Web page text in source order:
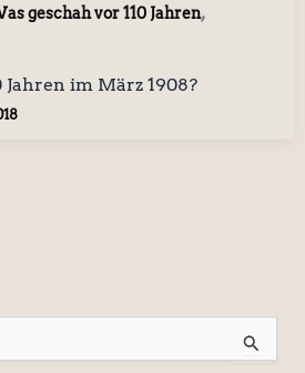
geschah vor 110 Jahren,
im März 1908?